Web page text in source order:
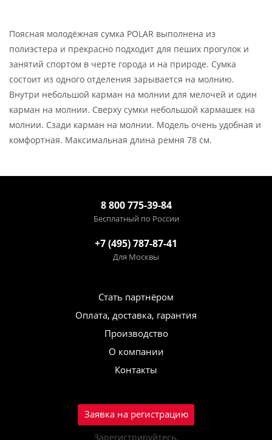
Поясная молодёжная сумка POLAR выполнена из
полиэстера и прекрасно подходит для пеших прогулок и
занятий спортом в черте города и на природе. Сумка
состоит из одного отделения зарывается на молнию.
Внутри небольшой карман на молнии для мелочей и один
карман на молнии. Сверху сумки небольшой кармашек на
молнии. Сзади карман на молнии. Модель очень удобная и
комфортная. Максимальная длина ремня 78 см.
8 800 775-39-84
Бесплатный по России
+7 (495) 787-87-41
Для Москвы
Стать партнёром
Оплата, доставка, гарантия
Производство
О компании
Контакты
Заявка на регистрацию
Зарегистрируйтесь,